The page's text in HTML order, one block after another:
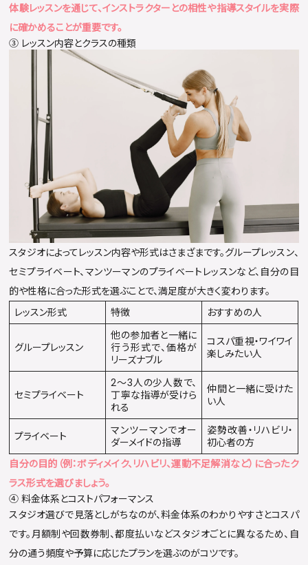
体験レッスンを通じて、インストラクターとの相性や指導スタイルを実際
に確かめることが重要です。
③ レッスン内容とクラスの種類
スタジオによってレッスン内容や形式はさまざまです。グループレッスン、
セミプライベート、マンツーマンのプライベートレッスンなど、自分の目
的や性格に合った形式を選ぶことで、満足度が大きく変わります。
レッスン形式
特徴 おすすめの人
グループレッスン
他の参加者と一緒に
行う形式で、価格が
リーズナブル
コスパ重視・ワイワイ
楽しみたい人
セミプライベート
2〜3人の少人数で、
丁寧な指導が受けら
れる
仲間と一緒に受けた
い人
プライベート
マンツーマンでオー
ダーメイドの指導
姿勢改善・リハビリ・
初心者の方
自分の目的（例：ボディメイク、リハビリ、運動不足解消など）に合ったク
ラス形式を選びましょう。
④ 料金体系とコストパフォーマンス
スタジオ選びで見落としがちなのが、料金体系のわかりやすさとコスパ
です。月額制や回数券制、都度払いなどスタジオごとに異なるため、自
分の通う頻度や予算に応じたプランを選ぶのがコツです。